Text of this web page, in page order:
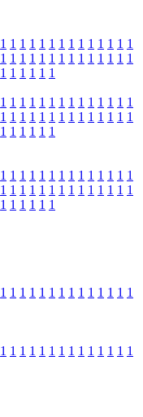
1 1 1 1 1 1 1 1 1 1 1 1 1 1
1 1 1 1 1 1 1 1 1 1 1 1 1 1
1 1 1 1 1 1
1 1 1 1 1 1 1 1 1 1 1 1 1 1
1 1 1 1 1 1 1 1 1 1 1 1 1 1
1 1 1 1 1 1
1 1 1 1 1 1 1 1 1 1 1 1 1 1
1 1 1 1 1 1 1 1 1 1 1 1 1 1
1 1 1 1 1 1
1 1 1 1 1 1 1 1 1 1 1 1 1 1
1 1 1 1 1 1 1 1 1 1 1 1 1 1